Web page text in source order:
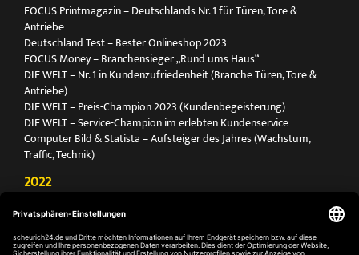
FOCUS Printmagazin – Deutschlands Nr. 1 für Türen, Tore &
Antriebe
Deutschland Test – Bester Onlineshop 2023
FOCUS Money – Branchensieger „Rund ums Haus“
DIE WELT – Nr. 1 in Kundenzufriedenheit (Branche Türen, Tore &
Antriebe)
DIE WELT – Preis-Champion 2023 (Kundenbegeisterung)
DIE WELT – Service-Champion im erlebten Kundenservice
Computer Bild & Statista – Aufsteiger des Jahres (Wachstum,
Traffic, Technik)
2022
Antriebe
Deutschland Test – Bester Onlineshop 2022